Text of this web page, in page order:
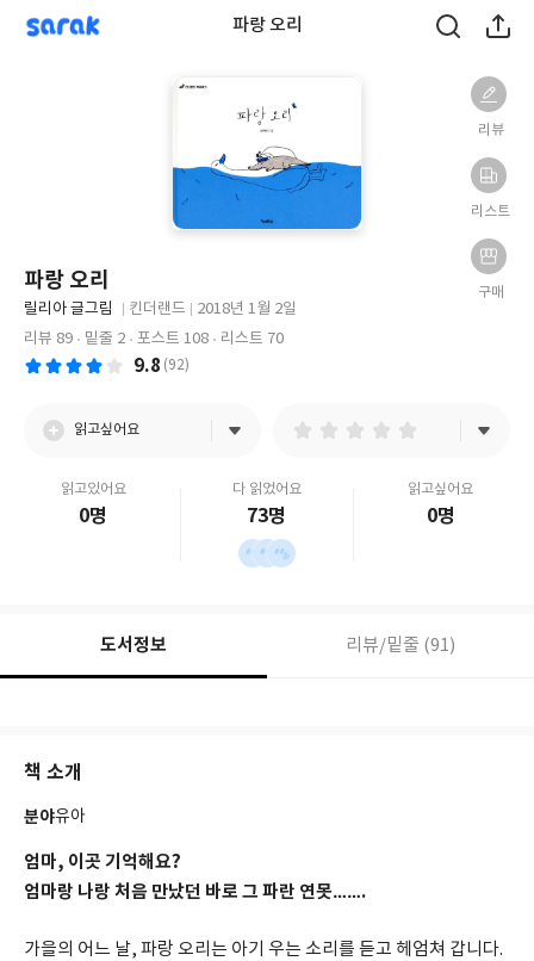
sarak 파랑 오리
리뷰
리스트
구매
파랑 오리
글
쓴
릴리아 글그림
사
킨더랜드
일
2018년 1월 2일
리뷰 89
밑줄 2 포스트 108 리스트 70
9.8 (92)
읽고싶어요
읽고있어요
0명
다 읽었어요
73명
읽고싶어요
0명
도서정보 리뷰/밑줄 (91)
책 소개
분야유아
엄마, 이곳 기억해요?
엄마랑 나랑 처음 만났던 바로 그 파란 연못…….
가을의 어느 날, 파랑 오리는 아기 우는 소리를 듣고 헤엄쳐 갑니다.